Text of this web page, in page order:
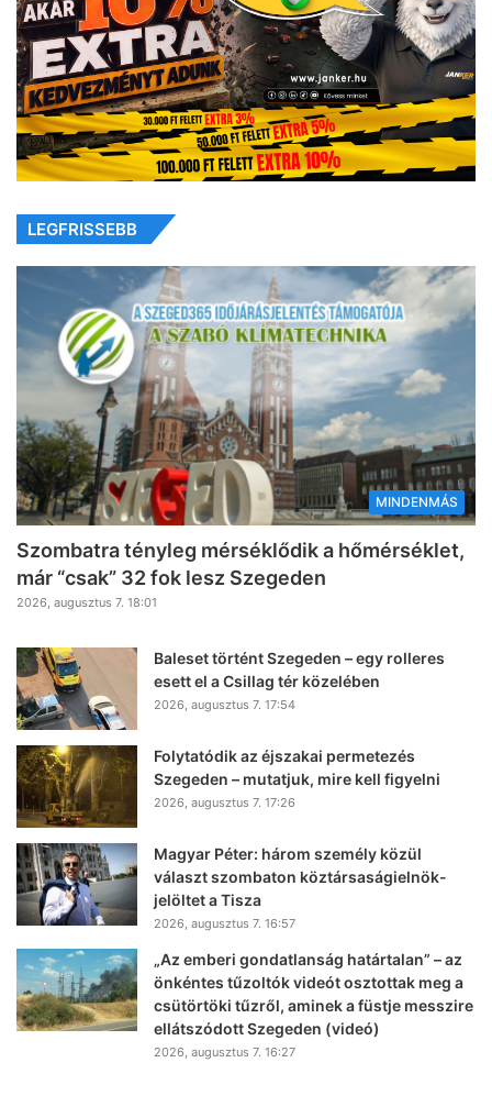
LEGFRISSEBB
MINDENMÁS
Szombatra tényleg mérséklődik a hőmérséklet,
már “csak” 32 fok lesz Szegeden
2026, augusztus 7. 18:01
Baleset történt Szegeden – egy rolleres
esett el a Csillag tér közelében
2026, augusztus 7. 17:54
Folytatódik az éjszakai permetezés
Szegeden – mutatjuk, mire kell figyelni
2026, augusztus 7. 17:26
Magyar Péter: három személy közül
választ szombaton köztársaságielnök-
jelöltet a Tisza
2026, augusztus 7. 16:57
„Az emberi gondatlanság határtalan” – az
önkéntes tűzoltók videót osztottak meg a
csütörtöki tűzről, aminek a füstje messzire
ellátszódott Szegeden (videó)
2026, augusztus 7. 16:27